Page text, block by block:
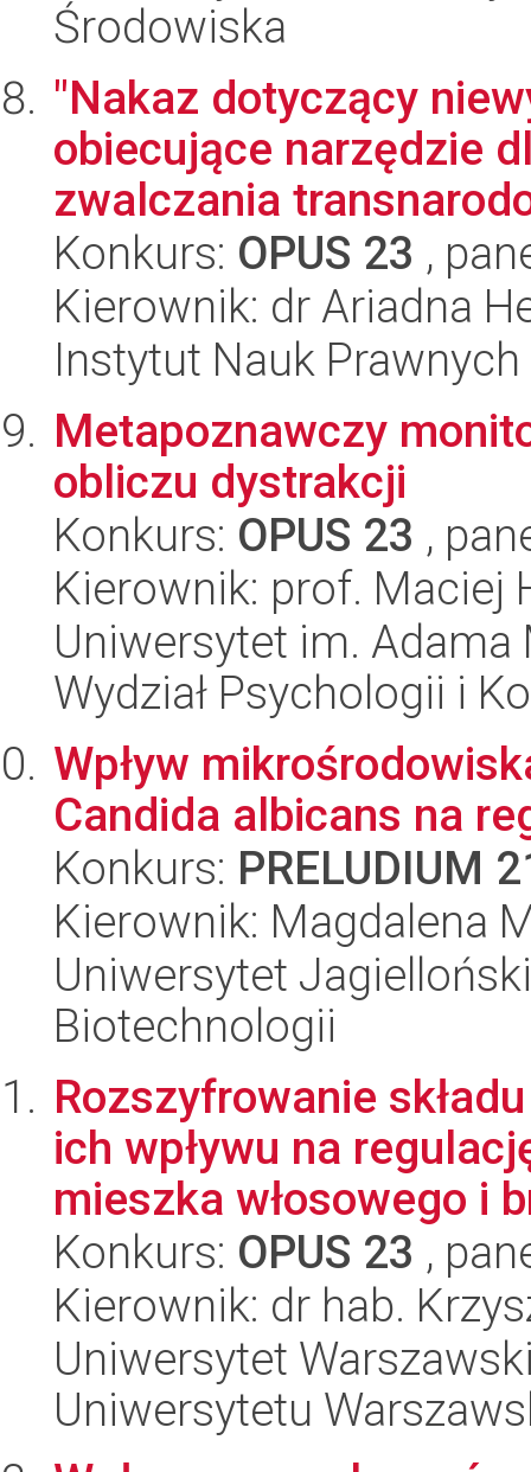
Środowiska
"Nakaz dotyczący
obiecujące narzędzie
zwalczania
Konkurs: OPUS 23 ,
Kierownik: dr Ariadna
Instytut Nauk Prawnych
Metapoznawczy
obliczu dystrakcji
Konkurs: OPUS 23 ,
Kierownik: prof. Maciej
Uniwersytet im.
Wydział Psychologii i
Wpływ
Candida albicans na
Konkurs: PRELUDIUM
Kierownik: Magdalena
Uniwersytet
Biotechnologii
Rozszyfrowanie
ich wpływu na
mieszka włosowego i
Konkurs: OPUS 23 ,
Kierownik: dr hab.
Uniwersytet
Uniwersytetu